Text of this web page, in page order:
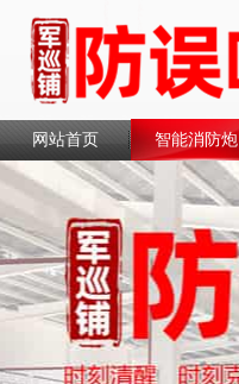
网站首页 智能消防炮
联系我们